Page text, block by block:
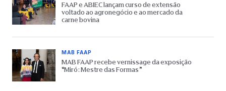
FAAP e ABIEC lançam curso de extensão
voltado ao agronegócio e ao mercado da
carne bovina
MAB FAAP
MAB FAAP recebe vernissage da exposição
“Miró: Mestre das Formas”